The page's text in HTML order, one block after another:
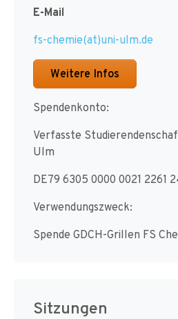
E-Mail
fs-chemie(at)uni-ulm.de
Weitere Infos
Spendenkonto:
Verfasste
Ulm
DE79 6305 0000 0021 2261
Verwendungszweck:
Spende GDCH-Grillen FS
Sitzungen